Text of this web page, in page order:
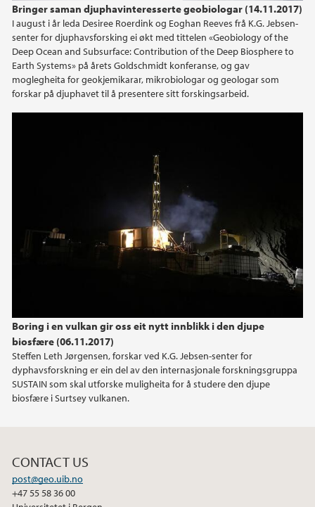
Bringer saman djuphavinteresserte geobiologar (14.11.2017)
I august i år leda Desiree Roerdink og Eoghan Reeves frå K.G. Jebsen-
senter for djuphavsforsking ei økt med tittelen «Geobiology of the
Deep Ocean and Subsurface: Contribution of the Deep Biosphere to
Earth Systems» på årets Goldschmidt konferanse, og gav
moglegheita for geokjemikarar, mikrobiologar og geologar som
forskar på djuphavet til å presentere sitt forskingsarbeid.
Boring i en vulkan gir oss eit nytt innblikk i den djupe
biosfære (06.11.2017)
Steffen Leth Jørgensen, forskar ved K.G. Jebsen-senter for
dyphavsforskning er ein del av den internasjonale forskningsgruppa
SUSTAIN som skal utforske muligheita for å studere den djupe
biosfære i Surtsey vulkanen.
2020
2019
2018
CONTACT US
post@geo.uib.no
+47 55 58 36 00